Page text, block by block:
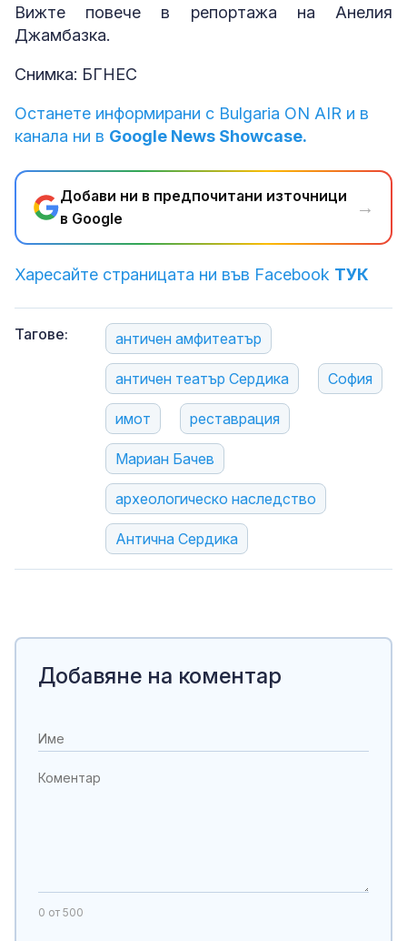
Вижте повече в репортажа на Анелия
Джамбазка.
Снимка: БГНЕС
Останете информирани с Bulgaria ON AIR и в
канала ни в Google News Showcase.
Добави ни в предпочитани източници
в Google
→
Харесайте страницата ни във Facebook ТУК
Тагове: античен амфитеатър
античен театър Сердика София
имот реставрация
Мариан Бачев
археологическо наследство
Антична Сердика
Добавяне на коментар
0 от 500